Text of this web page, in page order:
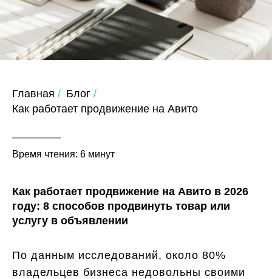
Главная / Блог /
Как работает продвижение на Авито
Время чтения: 6 минут
Как работает продвижение на Авито в 2026
году: 8 способов продвинуть товар или
услугу в объявлении
По данным исследований, около 80%
владельцев бизнеса недовольны своими